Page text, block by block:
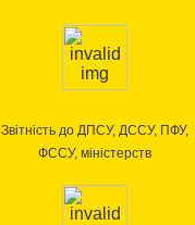
Звітність до ДПСУ, ДССУ, ПФУ,
ФССУ, міністерств